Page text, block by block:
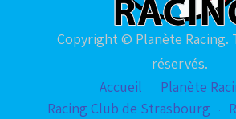
Copyright © Planète Racing.
réservés.
Accueil
Planète
Racing Club de Strasbourg